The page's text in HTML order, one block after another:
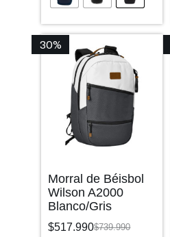
30%
Morral de Béisbol
Wilson A2000
Blanco/Gris
$739.990
$517.990